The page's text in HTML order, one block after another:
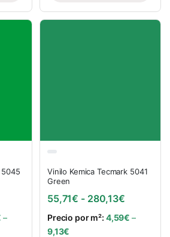
5045
de precios: desde 55,71€
–
Vinilo Kemica Tecmark 5041
Green
55,71€ - 280,13€Rango
Precio por m²: 4,59€ –
9,13€